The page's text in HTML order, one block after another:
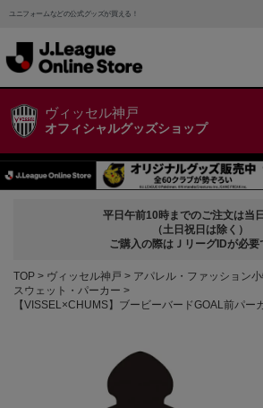
ユニフォームなどの公式グッズが買える！
ヴィッセル神戸
オフィシャルグッズショップ
平日午前10時までのご注文は当日
（土日祝日は除く）
ご購入の際はＪリーグIDが必要
TOP ヴィッセル神戸
アパレル・ファッション
スウェット・パーカー
【VISSEL×CHUMS】ブービーバードGOAL前パー